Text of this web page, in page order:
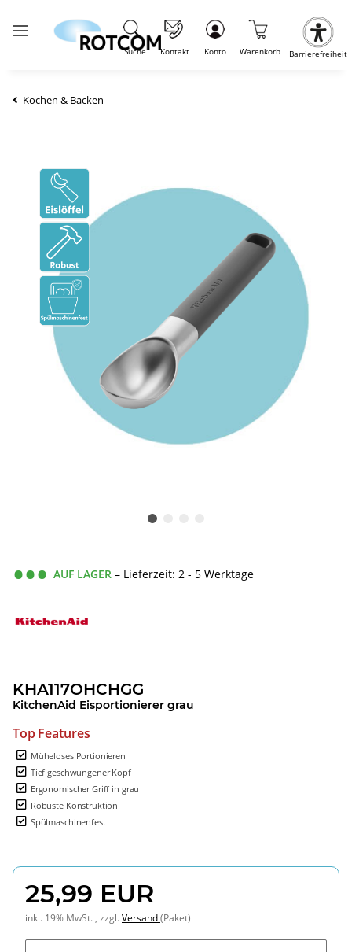
Suche Kontakt Konto Warenkorb Barrierefreiheit
Kochen & Backen
AUF LAGER – Lieferzeit: 2 - 5 Werktage
KHA117OHCHGG
KitchenAid Eisportionierer grau
Top Features
Müheloses Portionieren
Tief geschwungener Kopf
Ergonomischer Griff in grau
Robuste Konstruktion
Spülmaschinenfest
25,99 EUR
inkl. 19% MwSt. , zzgl.Versand(Paket)